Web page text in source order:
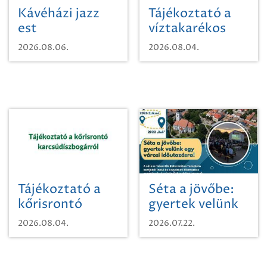
Kávéházi jazz
est
2026.08.06.
Tájékoztató a
víztakarékos
vízhasználatról
2026.08.04.
Tájékoztató a
kőrisrontó
karcsúdíszbogárról
2026.08.04.
Séta a jövőbe:
gyertek velünk
egy városi
időutazásra!
2026.07.22.